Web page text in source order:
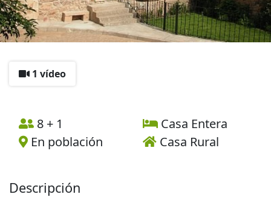
1 vídeo
8 + 1
Casa Entera
En población
Casa Rural
Descripción